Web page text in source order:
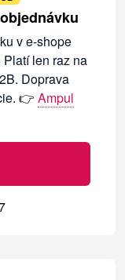
v e-shope
len raz na
Doprava
👉 Ampul